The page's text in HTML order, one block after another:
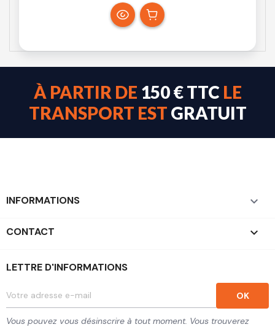
À PARTIR DE 150 € TTC LE
TRANSPORT EST GRATUIT
INFORMATIONS 
CONTACT keyboard_arrow_down
LETTRE D'INFORMATIONS
Vous pouvez vous désinscrire à tout moment. Vous trouverez